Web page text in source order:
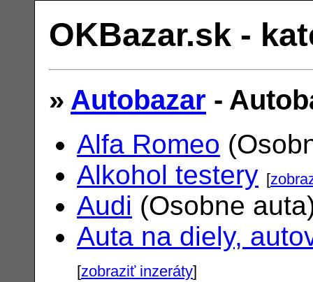
OKBazar.sk -
» Autobazar -
Alfa Romeo
Alkohol testery [
Audi (Osobne
Auta na diely,
[zobraziť inzeráty]